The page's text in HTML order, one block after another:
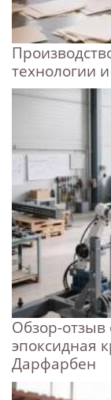
технологии
Обзор-
эпоксидная
Дарфарбен